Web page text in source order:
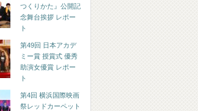
つくりかた』公開記
念舞台挨拶 レポー
ト
第49回 日本アカデ
ミー賞 授賞式 優秀
助演女優賞 レポー
ト
第4回 横浜国際映画
祭レッドカーペット